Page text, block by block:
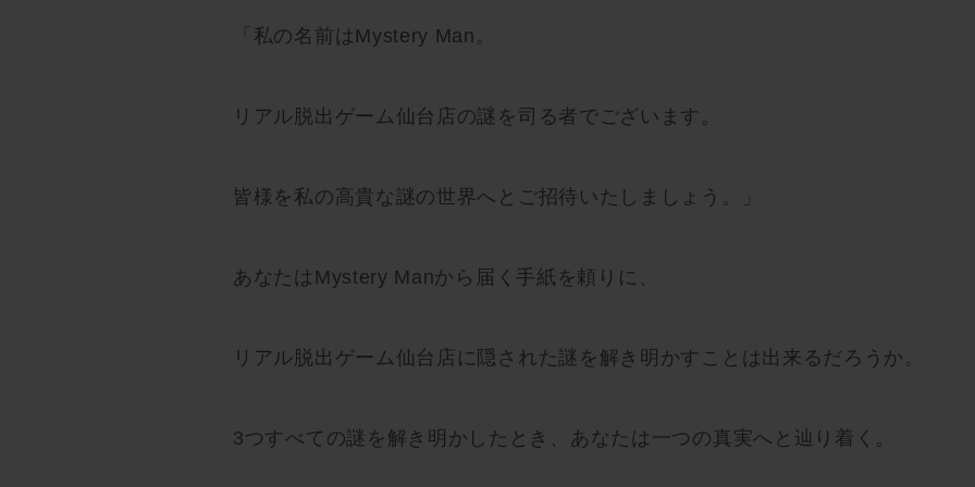
「私の名前はMystery Man。
リアル脱出ゲーム仙台店の謎を司る者でございます。
皆様を私の高貴な謎の世界へとご招待いたしましょう。」
あなたはMystery Manから届く手紙を頼りに、
リアル脱出ゲーム仙台店に隠された謎を解き明かすことは出来るだろうか。
3つすべての謎を解き明かしたとき、あなたは一つの真実へと辿り着く。